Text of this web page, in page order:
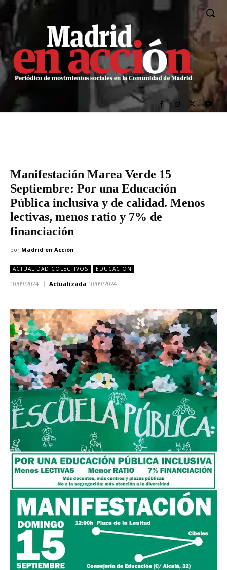
Manifestación Marea Verde 15
Septiembre: Por una Educación
Pública inclusiva y de calidad. Menos
lectivas, menos ratio y 7% de
financiación
por Madrid en Acción
ACTUALIDAD COLECTIVOS EDUCACIÓN
10/09/2024 Actualizada 10/09/2024